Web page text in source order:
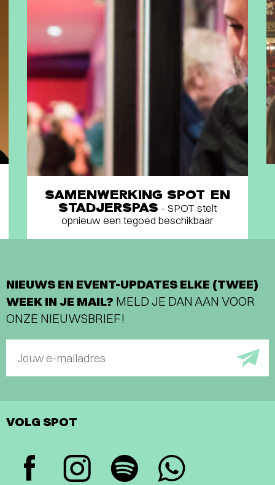
SAMENWERKING SPOT EN
STADJERSPAS - SPOT stelt
opnieuw een tegoed beschikbaar
NIEUWS EN EVENT-UPDATES ELKE (TWEE)
WEEK IN JE MAIL? MELD JE DAN AAN VOOR
ONZE NIEUWSBRIEF!
Jouw e-mailadres
VOLG SPOT